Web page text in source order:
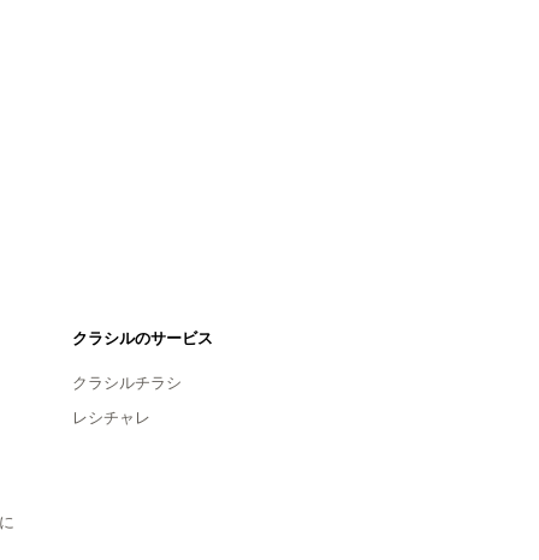
クラシルのサービス
クラシルチラシ
レシチャレ